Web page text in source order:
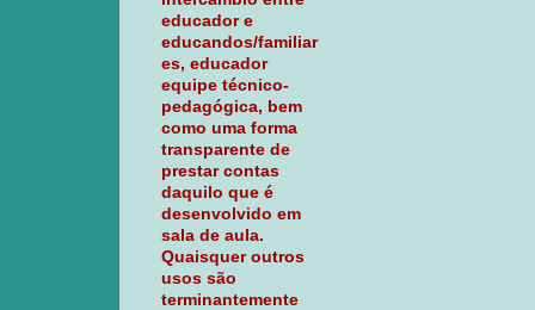
educador e
educandos/familiar
es, educador
equipe técnico-
pedagógica, bem
como uma forma
transparente de
prestar contas
daquilo que é
desenvolvido em
sala de aula.
Quaisquer outros
usos são
terminantemente